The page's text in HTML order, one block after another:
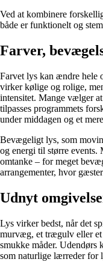
Ved at kombinere
både er funktionelt og
Farver,
Farvet lys kan ændre hele
virker kølige og rolige,
intensitet. Mange vælger
tilpasses programmets
under middagen og et
Bevægeligt lys, som
og energi til større events.
omtanke – for meget
arrangementer, hvor
Udnyt
Lys virker bedst, når det
murvæg, et trægulv eller et
smukke måder. Udendørs
som naturlige lærreder for